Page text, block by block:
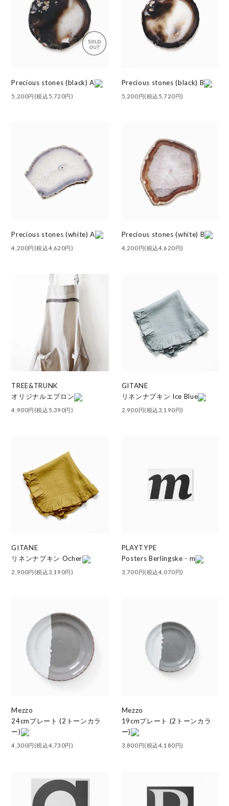
Precious stones (black) A
5,200円(税込5,720円)
Precious stones (black) B
5,200円(税込5,720円)
Precious stones (white) A
4,200円(税込4,620円)
Precious stones (white) B
4,200円(税込4,620円)
TREE&TRUNK
オリジナルエプロン
4,900円(税込5,390円)
GITANE
リネンナプキン Ice Blue
2,900円(税込3,190円)
GITANE
リネンナプキン Ocher
2,900円(税込3,190円)
PLAYTYPE
Posters Berlingske - m
3,700円(税込4,070円)
Mezzo
24cmプレート (2トーンカラ
ー)
4,300円(税込4,730円)
Mezzo
19cmプレート (2トーンカラ
ー)
3,800円(税込4,180円)